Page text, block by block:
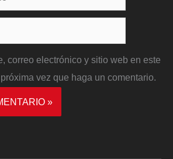
correo electrónico y sitio web en este
vez que haga un comentario.